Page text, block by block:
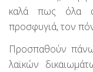
καλά πως όλα
προσφυγιά, τον
Προσπαθούν πάνω
λαϊκών